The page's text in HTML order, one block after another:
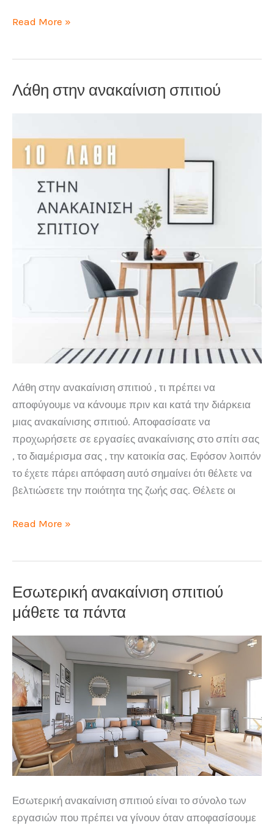
Αναβάθμιση
τρόπους
Read More »
Λάθη στην ανακαίνιση σπιτιού
Λάθη στην ανακαίνιση σπιτιού , τι πρέπει να
αποφύγουμε να κάνουμε πριν και κατά την διάρκεια
μιας ανακαίνισης σπιτιού. Αποφασίσατε να
προχωρήσετε σε εργασίες ανακαίνισης στο σπίτι σας
, το διαμέρισμα σας , την κατοικία σας. Εφόσον λοιπόν
το έχετε πάρει απόφαση αυτό σημαίνει ότι θέλετε να
βελτιώσετε την ποιότητα της ζωής σας. Θέλετε οι
Λάθη
Read More »
Εσωτερική ανακαίνιση σπιτιού
μάθετε τα πάντα
Εσωτερική ανακαίνιση σπιτιού είναι το σύνολο των
εργασιών που πρέπει να γίνουν όταν αποφασίσουμε